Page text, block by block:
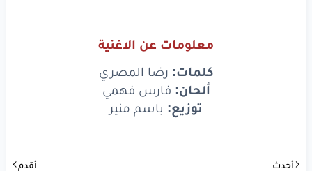
معلومات عن الاغنية
كلمات: رضا المصري
ألحان: فارس فهمي
توزيع: باسم منير
أحدث أقدم